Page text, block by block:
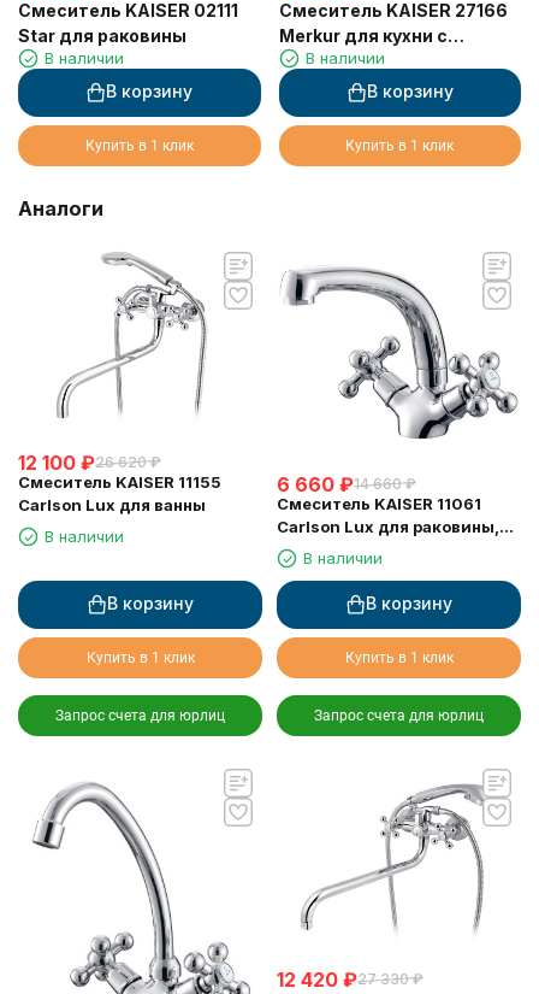
Смеситель KAISER 02111
Star для раковины
В наличии
В корзину
Купить в 1 клик
Смеситель KAISER 27166
Merkur для кухни с
выдвижным изливом
В наличии
В корзину
Купить в 1 клик
Аналоги
12 100 ₽26 620 ₽
Смеситель KAISER 11155
Carlson Lux для ванны
В наличии
В корзину
Купить в 1 клик
Запрос счета для юрлиц
6 660 ₽14 660 ₽
Смеситель KAISER 11061
Carlson Lux для раковины,
хромВ наличии
В корзину
Купить в 1 клик
Запрос счета для юрлиц
12 420 ₽27 330 ₽